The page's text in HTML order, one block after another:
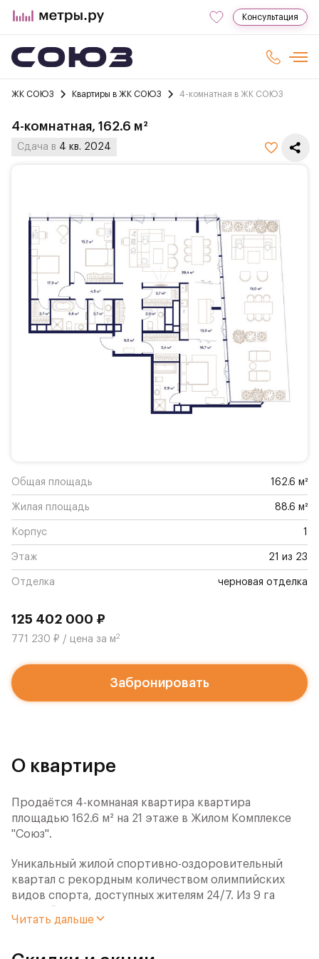
Консультация
ЖК СОЮЗ Квартиры в ЖК СОЮЗ 4-комнатная в ЖК СОЮЗ
4-комнатная, 162.6 м²
Сдача в 4 кв. 2024
Общая площадь 162.6 м²
Жилая площадь 88.6 м²
Корпус 1
Этаж 21 из 23
Отделка черновая отделка
125 402 000 ₽
771 230 ₽ / цена за м2
Забронировать
О квартире
Продаётся 4-комнаная квартира квартира
площадью 162.6 м² на 21 этаже в Жилом Комплексе
"Союз".
Уникальный жилой спортивно-оздоровительный
квартал с рекордным количеством олимпийских
видов спорта, доступных жителям 24/7. Из 9 га
инфраструктуру. В открытом доступе у жителей
Читать дальше